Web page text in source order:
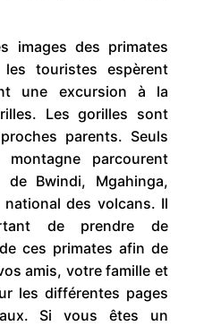
images des primates
touristes espèrent
une excursion à la
Les gorilles sont
parents. Seuls
parcourent
Bwindi, Mgahinga,
des volcans. Il
de prendre de
ces primates afin de
amis, votre famille et
les différentes pages
Si vous êtes un